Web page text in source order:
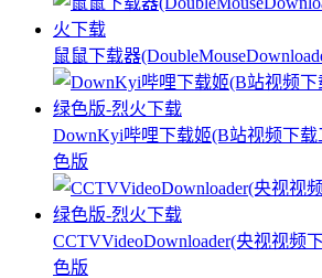
鼠鼠下载器
DownKyi哔哩下载姬(B站视频下载
色版
CCTVVideoDownloader(央视视频
色版